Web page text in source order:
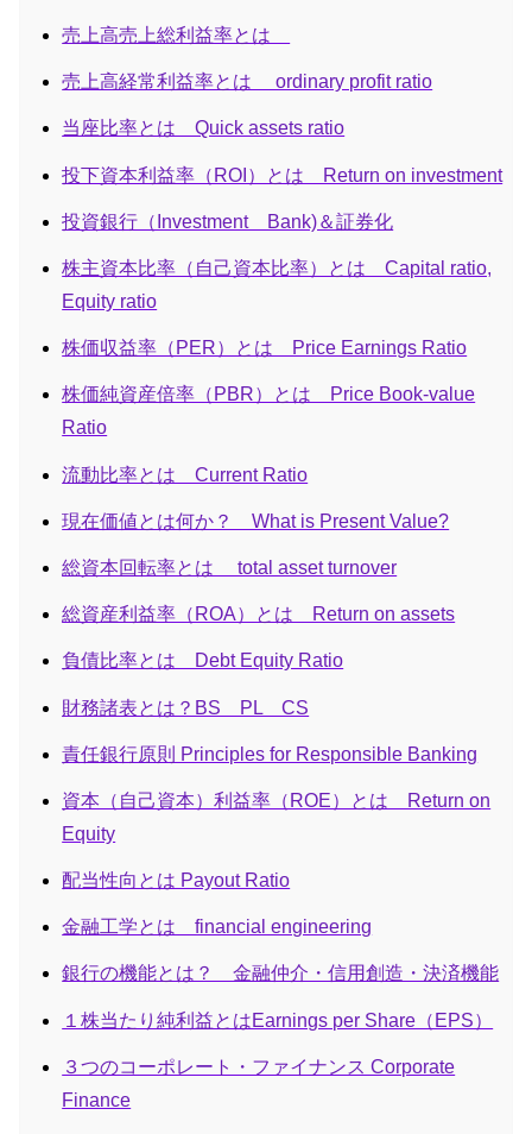
売上高売上総利益率とは
売上高経常利益率とは ordinary profit ratio
当座比率とは Quick assets ratio
投下資本利益率（ROI）とは Return on investment
投資銀行（Investment Bank)＆証券化
株主資本比率（自己資本比率）とは Capital ratio,
Equity ratio
株価収益率（PER）とは Price Earnings Ratio
株価純資産倍率（PBR）とは Price Book-value
Ratio
流動比率とは Current Ratio
現在価値とは何か？ What is Present Value?
総資本回転率とは total asset turnover
総資産利益率（ROA）とは Return on assets
負債比率とは Debt Equity Ratio
財務諸表とは？BS PL CS
責任銀行原則 Principles for Responsible Banking
資本（自己資本）利益率（ROE）とは Return on
Equity
配当性向とは Payout Ratio
金融工学とは financial engineering
銀行の機能とは？ 金融仲介・信用創造・決済機能
１株当たり純利益とはEarnings per Share（EPS）
３つのコーポレート・ファイナンス Corporate
Finance